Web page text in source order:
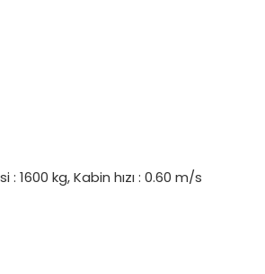
1600 kg, Kabin hızı : 0.60 m/s